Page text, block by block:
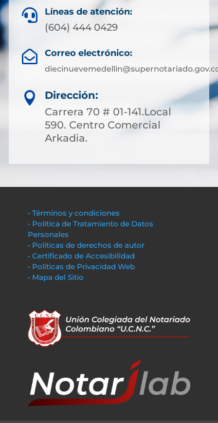
 Líneas de atención:
(604) 444 0429
 Correo electrónico:

Dirección:
Carrera 70 # 01-141.Local
590. Centro Comercial
Arkadia.
• Términos y condiciones
• Política de Tratamiento de Datos
Personales
• Políticas de derechos de autor
• Certificado de Accesibilidad
• Políticas de Privacidad Web
• Mapa del Sitio